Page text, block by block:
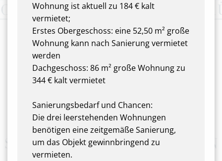
Wohnung ist aktuell zu 184 € kalt
vermietet;
Erstes Obergeschoss: eine 52,50 m² große
Wohnung kann nach Sanierung vermietet
werden
Dachgeschoss: 86 m² große Wohnung zu
344 € kalt vermietet
Sanierungsbedarf und Chancen:
Die drei leerstehenden Wohnungen
benötigen eine zeitgemäße Sanierung,
um das Objekt gewinnbringend zu
vermieten.